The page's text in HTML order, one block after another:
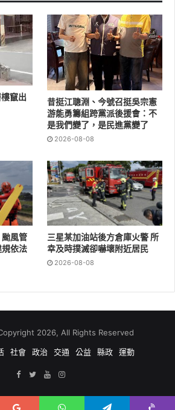
竄出
昔挺江聰淵、今號召挺吳宗憲
游能勇籌組跨黨派後援會：不
是我們變了，是民進黨變了
2026-08-08
風管
依法
三星某加油站後方倉庫火警 所
幸及時撲滅卻嚇壞附近居民
2026-08-08
2026, All Rights Reserved
社會 政治 交通 公益 縣政 運動